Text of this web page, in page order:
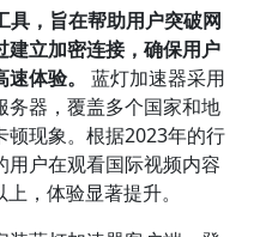
具，旨在帮助用户突破网
建立加密连接，确保用户
体验。
蓝灯加速器采用
务器，覆盖多个国家和地
顿现象。根据2023年的行
用户在观看国际视频内容
，体验显著提升。